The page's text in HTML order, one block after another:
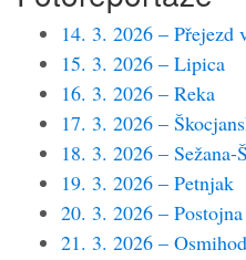
14. 3. 2026 – Přejezd
15. 3. 2026 – Lipica
16. 3. 2026 – Reka
17. 3. 2026 –
18. 3. 2026 – Sežana-
19. 3. 2026 – Petnjak
20. 3. 2026 – Postojna
21. 3. 2026 –